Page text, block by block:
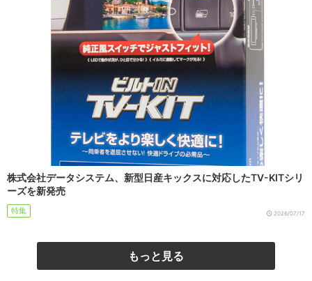
株式会社データシステム、新型日産キックスに対応したTV-KITシリ
ーズを新発売
特集 2026/07/17
もっと見る